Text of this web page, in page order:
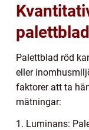
Palettblad röd
eller
faktorer att ta
mätningar:
1. Luminans: